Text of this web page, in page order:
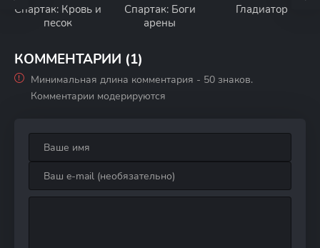
Спартак: Кровь и
песок
Спартак: Боги
арены
Гладиатор
КОММЕНТАРИИ (1)
Минимальная длина комментария - 50 знаков.
Комментарии модерируются